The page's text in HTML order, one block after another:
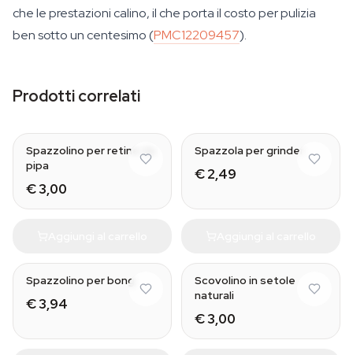
che le prestazioni calino, il che porta il costo per pulizia
ben sotto un centesimo (PMC12209457).
Prodotti correlati
Spazzolino per retine da
pipa
€ 3,00
Spazzola per grinder
€ 2,49
Spazzolino per bong
€ 3,94
Scovolino in setole
naturali
€ 3,00